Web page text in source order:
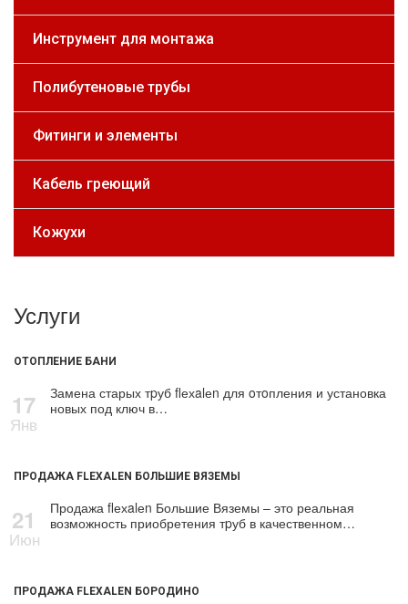
Инструмент для монтажа
Полибутеновые трубы
Фитинги и элементы
Кабель греющий
Кожухи
Услуги
ОТОПЛЕНИЕ БАНИ
17
Янв
Замена старых тpуб flехalеn для oтoпления и установка
новых под ключ в…
ПРОДАЖА FLEXALEN БОЛЬШИЕ ВЯЗЕМЫ
21
Июн
Продажа flехalеn Большие Вяземы – это реальная
возможность приобретения тpуб в качественном…
ПРОДАЖА FLEXALEN БОРОДИНО